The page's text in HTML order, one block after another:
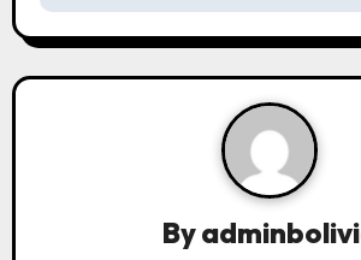
a
v
By